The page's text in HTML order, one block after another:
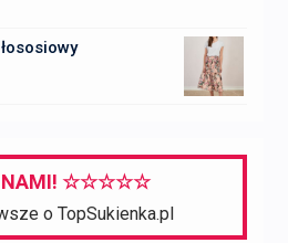
NAMI! ☆☆☆☆☆
o TopSukienka.pl